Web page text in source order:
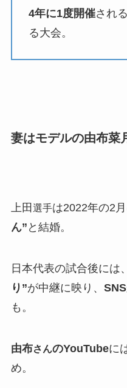
4年に1度開催される
る大会。
妻はモデルの由布菜
上田 選手は2022年の2
ん” と結婚。
日本代表の試合後には、
り”が中継に映り、 SNS
も。
由布さんのYouTubeに
め。